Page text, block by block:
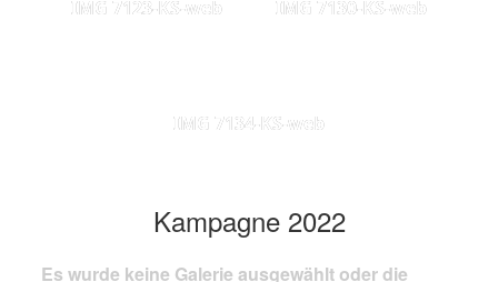
IMG 7123-KS-web IMG 7130-KS-web
IMG 7134-KS-web
Kampagne 2022
Es wurde keine Galerie ausgewählt oder die